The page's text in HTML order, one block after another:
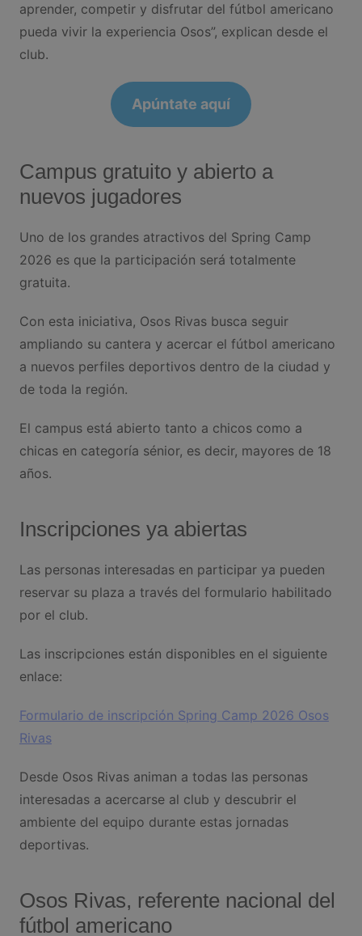
aprender, competir y disfrutar del fútbol americano
pueda vivir la experiencia Osos”, explican desde el
club.
Apúntate aquí
Campus gratuito y abierto a
nuevos jugadores
Uno de los grandes atractivos del Spring Camp
2026 es que la participación será totalmente
gratuita.
Con esta iniciativa, Osos Rivas busca seguir
ampliando su cantera y acercar el fútbol americano
a nuevos perfiles deportivos dentro de la ciudad y
de toda la región.
El campus está abierto tanto a chicos como a
chicas en categoría sénior, es decir, mayores de 18
años.
Inscripciones ya abiertas
Las personas interesadas en participar ya pueden
reservar su plaza a través del formulario habilitado
por el club.
Las inscripciones están disponibles en el siguiente
enlace:
Formulario de inscripción Spring Camp 2026 Osos
Rivas
Desde Osos Rivas animan a todas las personas
interesadas a acercarse al club y descubrir el
ambiente del equipo durante estas jornadas
deportivas.
Osos Rivas, referente nacional del
fútbol americano